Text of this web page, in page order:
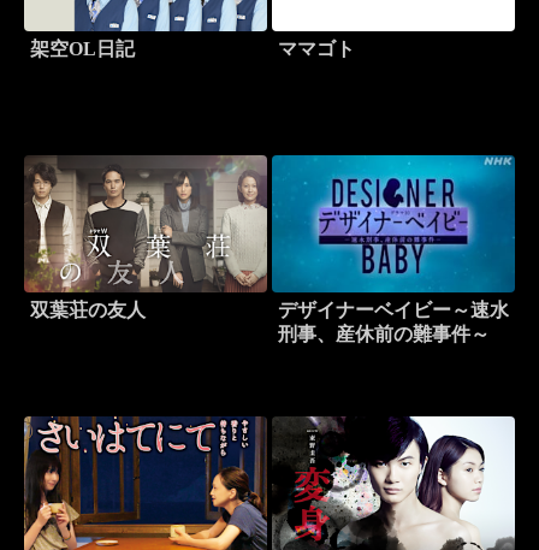
架空OL日記 ママゴト
双葉荘の友人
デザイナーベイビー～速水
刑事、産休前の難事件～